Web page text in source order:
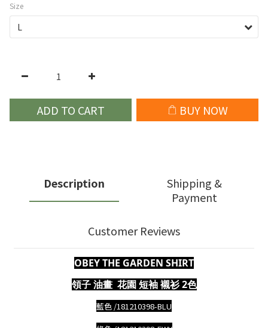
Size
ADD TO CART BUY NOW
Description
Shipping &
Payment
Customer Reviews
OBEY THE GARDEN SHIRT
領子 油畫 花園 短袖 襯衫 2色
藍色 /181210398-BLU